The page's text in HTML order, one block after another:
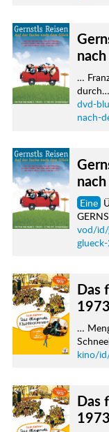
…
durch…
dvd-
nach-
Eine
vod/id/
Das
1973
…
kino/
Das
1973